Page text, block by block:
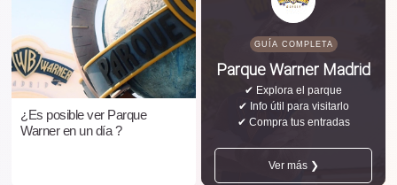
¿Es posible ver Parque
Warner en un día ?
GUÍA COMPLETA
Parque Warner Madrid
✔ Explora el parque
✔ Info útil para visitarlo
✔ Compra tus entradas
Ver más ❯